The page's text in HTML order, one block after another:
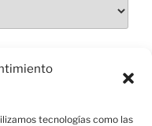
tecnologías como las